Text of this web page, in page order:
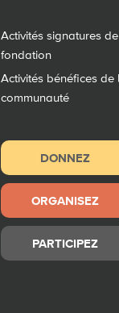
Activités signatures
fondation
Activités bénéfices de
communauté
DONNEZ
ORGANISEZ
PARTICIPEZ